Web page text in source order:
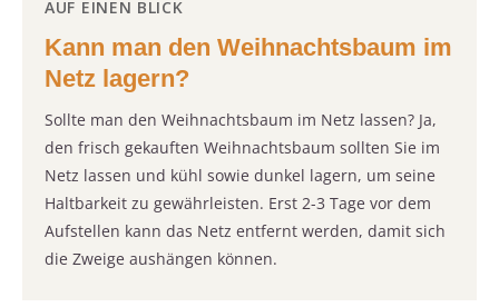
AUF EINEN BLICK
Kann man den Weihnachtsbaum im
Netz lagern?
Sollte man den Weihnachtsbaum im Netz lassen? Ja,
den frisch gekauften Weihnachtsbaum sollten Sie im
Netz lassen und kühl sowie dunkel lagern, um seine
Haltbarkeit zu gewährleisten. Erst 2-3 Tage vor dem
Aufstellen kann das Netz entfernt werden, damit sich
die Zweige aushängen können.